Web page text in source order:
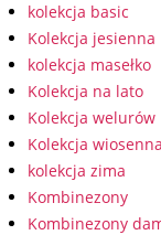
kolekcja basic
Kolekcja jesienna
kolekcja masełko
Kolekcja na lato
Kolekcja welurów
Kolekcja wiosenna
kolekcja zima
Kombinezony
Kombinezony